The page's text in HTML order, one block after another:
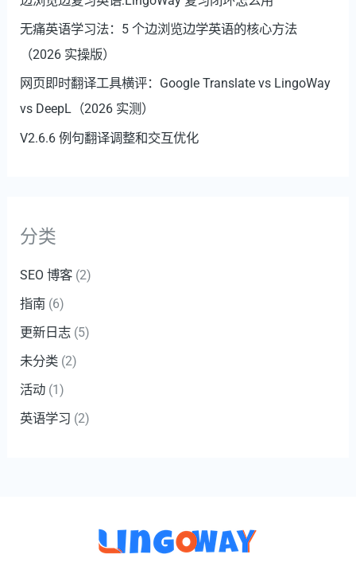
无痛英语学习法：5 个边浏览边学英语的核心方法
（2026 实操版）
网页即时翻译工具横评：Google Translate vs LingoWay
vs DeepL（2026 实测）
V2.6.6 例句翻译调整和交互优化
分类
SEO 博客 (2)
指南 (6)
更新日志 (5)
未分类 (2)
活动 (1)
英语学习 (2)